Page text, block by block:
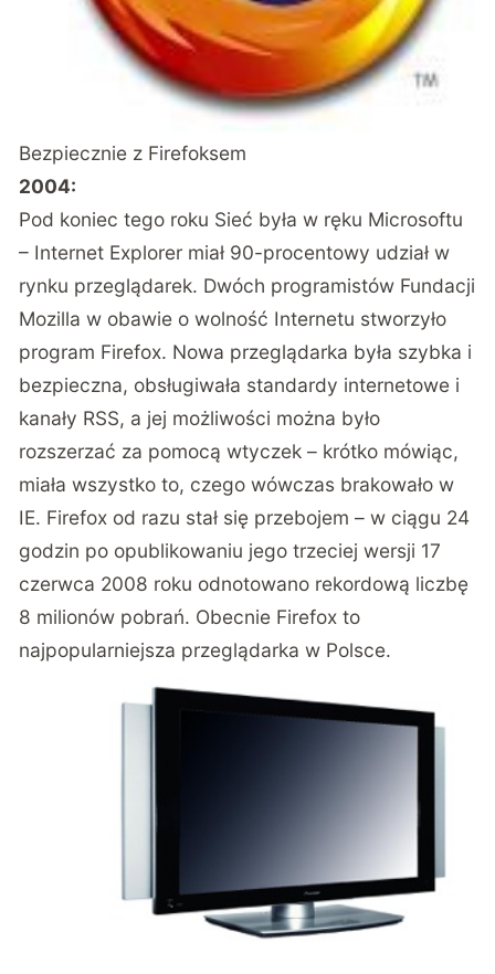
Bezpiecznie z Firefoksem
2004:
Pod koniec tego roku Sieć była w ręku Microsoftu
– Internet Explorer miał 90-procentowy udział w
rynku przeglądarek. Dwóch programistów Fundacji
Mozilla w obawie o wolność Internetu stworzyło
program Firefox. Nowa przeglądarka była szybka i
bezpieczna, obsługiwała standardy internetowe i
kanały RSS, a jej możliwości można było
rozszerzać za pomocą wtyczek – krótko mówiąc,
miała wszystko to, czego wówczas brakowało w
IE. Firefox od razu stał się przebojem – w ciągu 24
godzin po opublikowaniu jego trzeciej wersji 17
czerwca 2008 roku odnotowano rekordową liczbę
8 milionów pobrań. Obecnie Firefox to
najpopularniejsza przeglądarka w Polsce.